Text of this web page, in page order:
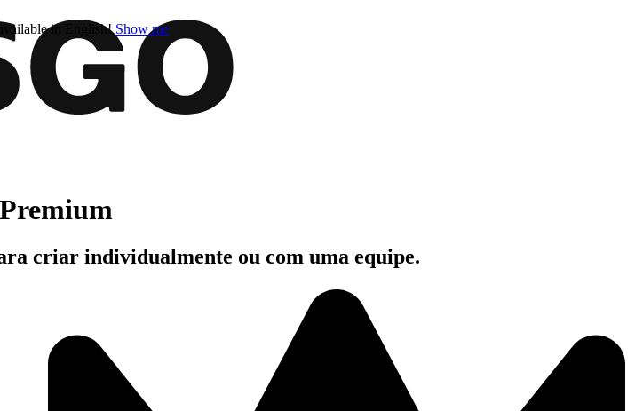
in English! Show me
criar individualmente ou com uma equipe.